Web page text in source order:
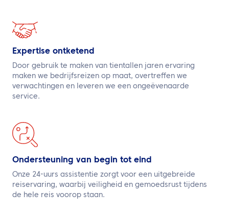
Expertise ontketend
Door gebruik te maken van tientallen jaren ervaring
maken we bedrijfsreizen op maat, overtreffen we
verwachtingen en leveren we een ongeëvenaarde
service.
Ondersteuning van begin tot eind
Onze 24-uurs assistentie zorgt voor een uitgebreide
reiservaring, waarbij veiligheid en gemoedsrust tijdens
de hele reis voorop staan.